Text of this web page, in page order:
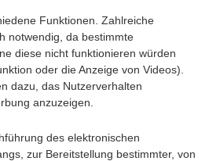
Funktionen. Zahlreiche
notwendig, da bestimmte
diese nicht funktionieren würden
oder die Anzeige von Videos).
dazu, das Nutzerverhalten
anzuzeigen.
des elektronischen
zur Bereitstellung bestimmter, von